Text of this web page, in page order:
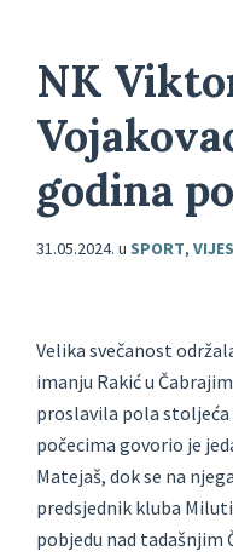
NK
godina
31.05.2024. u SPORT,
Velika svečanost
imanju Rakić u
proslavila pola
počecima govorio je
Matejaš, dok se na
predsjednik kluba
pobjedu nad tadašnjim